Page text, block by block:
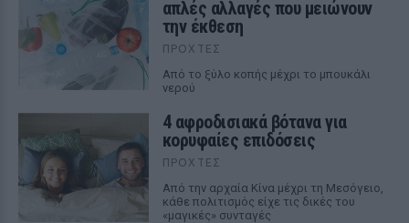
απλές αλλαγές που μειώνουν
την έκθεση
ΠΡΟΧΤΈΣ
Από το ξύλο κοπής μέχρι το μπουκάλι
νερού
4 αφροδισιακά βότανα για
κορυφαίες επιδόσεις
ΠΡΟΧΤΈΣ
Από την αρχαία Κίνα μέχρι τη Μεσόγειο,
κάθε πολιτισμός είχε τις δικές του
«μαγικές» συνταγές